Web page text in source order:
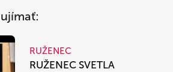
RUŽENEC
RUŽENEC SVETLA